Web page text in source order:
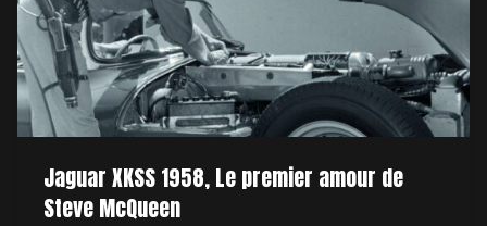
Jaguar XKSS 1958, Le premier amour de
Steve McQueen